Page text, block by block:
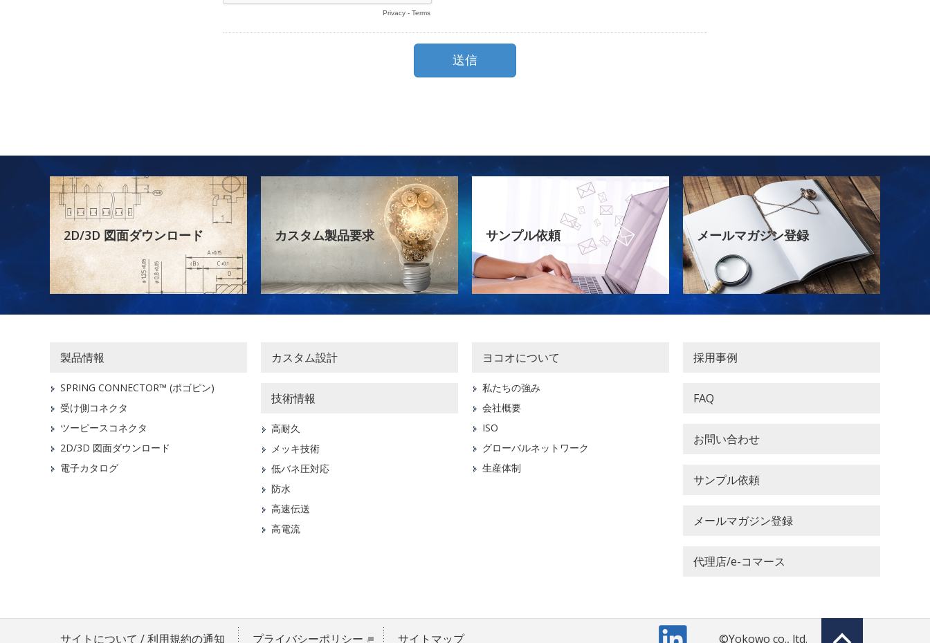
2D/3D 図面ダウンロード カスタム製品要求 サンプル依頼 メールマガジン登録
製品情報
SPRING CONNECTOR™ (ポゴピン)
受け側コネクタ
ツーピースコネクタ
2D/3D 図面ダウンロード
電子カタログ
カスタム設計
技術情報
高耐久
メッキ技術
低バネ圧対応
防水
高速伝送
高電流
ヨコオについて
私たちの強み
会社概要
ISO
グローバルネットワーク
生産体制
採用事例
FAQ
お問い合わせ
サンプル依頼
メールマガジン登録
代理店/e-コマース
サイトについて / 利用規約の通知 プライバシーポリシー サイトマップ ©Yokowo co., ltd.